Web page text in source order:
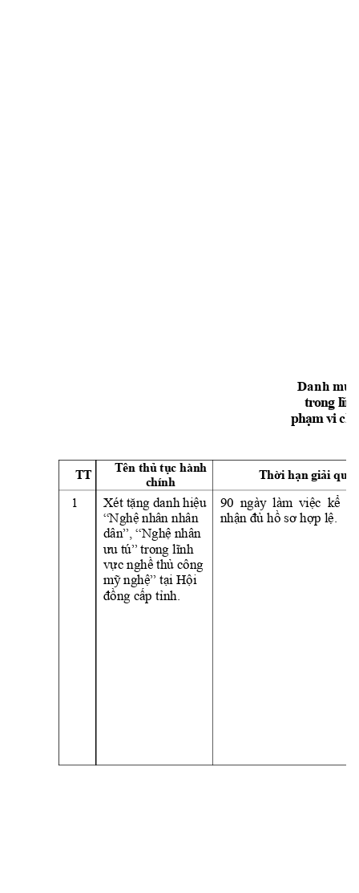
Danh
trong lĩn
phạm vi ch
TT
Tên thủ tục hành
chính
Thời hạn giải
1 Xét tặng danh hiệu
“Nghệ nhân nhân
dân”, “Nghệ nhân
ưu tú” trong lĩnh
vực nghề thủ công
mỹ nghệ” tại Hội
đồng cấp tỉnh.
90 ngày làm việc kể
nhận đủ hồ sơ hợp lệ.